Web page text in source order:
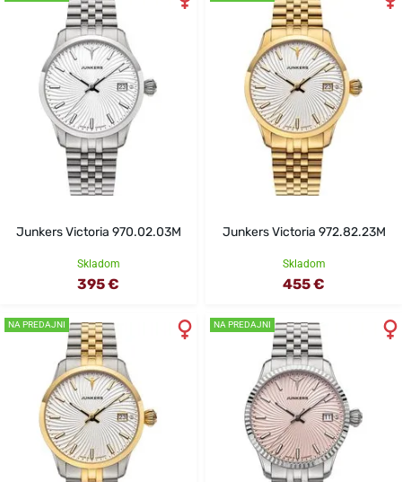
Junkers Victoria 970.02.03M
Skladom
395 €
Junkers Victoria 972.82.23M
Skladom
455 €
NA PREDAJNI NA PREDAJNI